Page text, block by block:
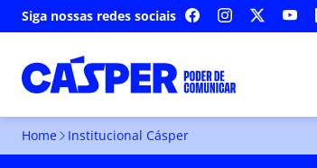
Siga nossas redes sociais FACEBOOKINSTAGRAM
Home Institucional Cásper